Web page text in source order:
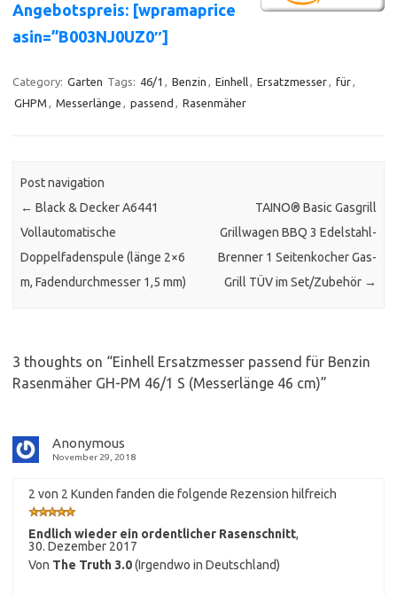
Angebotspreis: [wpramaprice
asin=”B003NJ0UZ0″]
Category: Garten Tags: 46/1 , Benzin , Einhell, Ersatzmesser, für,
GHPM , Messerlänge , passend , Rasenmäher
Post navigation
← Black & Decker A6441
Vollautomatische
Doppelfadenspule (länge 2×6
m, Fadendurchmesser 1,5 mm)
TAINO® Basic Gasgrill
Grillwagen BBQ 3 Edelstahl-
Brenner 1 Seitenkocher Gas-
Grill TÜV im Set/Zubehör →
3 thoughts on “Einhell Ersatzmesser passend für Benzin
Rasenmäher GH-PM 46/1 S (Messerlänge 46 cm)”
Anonymous
November 29, 2018
2 von 2 Kunden fanden die folgende Rezension hilfreich
Endlich wieder ein ordentlicher Rasenschnitt,
30. Dezember 2017
Von The Truth 3.0(Irgendwo in Deutschland)